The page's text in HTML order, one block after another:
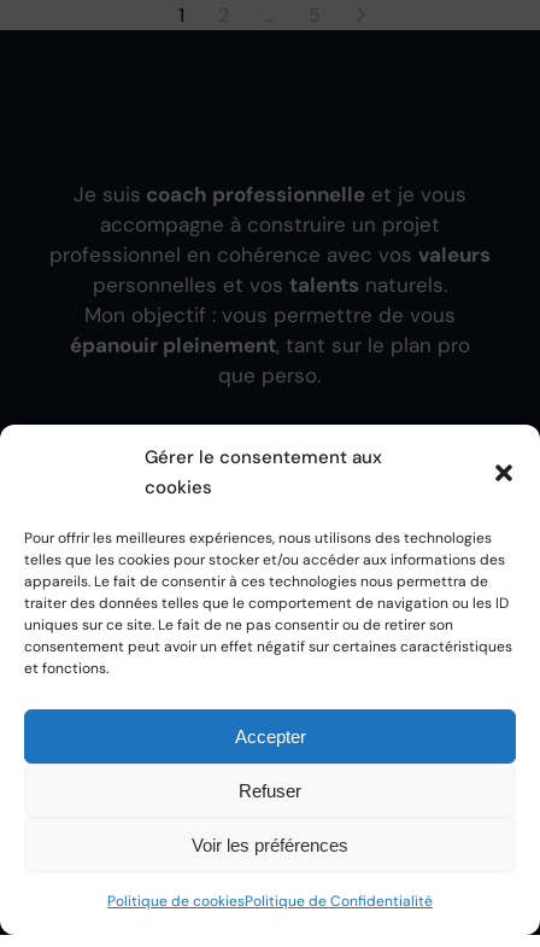
Gérer le consentement aux
cookies
Pour offrir les meilleures expériences, nous utilisons des technologies
telles que les cookies pour stocker et/ou accéder aux informations des
appareils. Le fait de consentir à ces technologies nous permettra de
traiter des données telles que le comportement de navigation ou les ID
uniques sur ce site. Le fait de ne pas consentir ou de retirer son
consentement peut avoir un effet négatif sur certaines caractéristiques
et fonctions.
Accepter
Refuser
Voir les préférences
Politique de cookiesPolitique de Confidentialité
1
Je suis coach professionnelleet je vous
accompagne à construire un projet
professionnel en cohérence avec vos valeurs
personnelles et vos talents naturels.
Mon objectif : vous permettre de vous
épanouir pleinement, tant sur le plan pro
que perso.
ARTICLES DE BLOG
LA CHAÎNE YOUTUBE
CLARTÉ & DÉCOUVERTE
COACHING INDIVIDUEL
MENTIONS LÉGALES
POLITIQUE DE COOKIES
CGV